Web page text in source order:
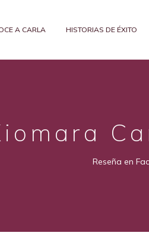
A CARLA HISTORIAS DE ÉXITO
Reseña en